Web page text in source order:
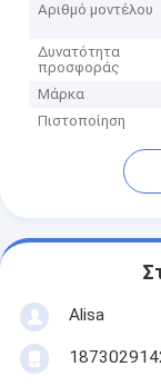
Αριθμό μοντέλου
Δυνατότητα
προσφοράς
Μάρκα
Πιστοποίηση
Alisa